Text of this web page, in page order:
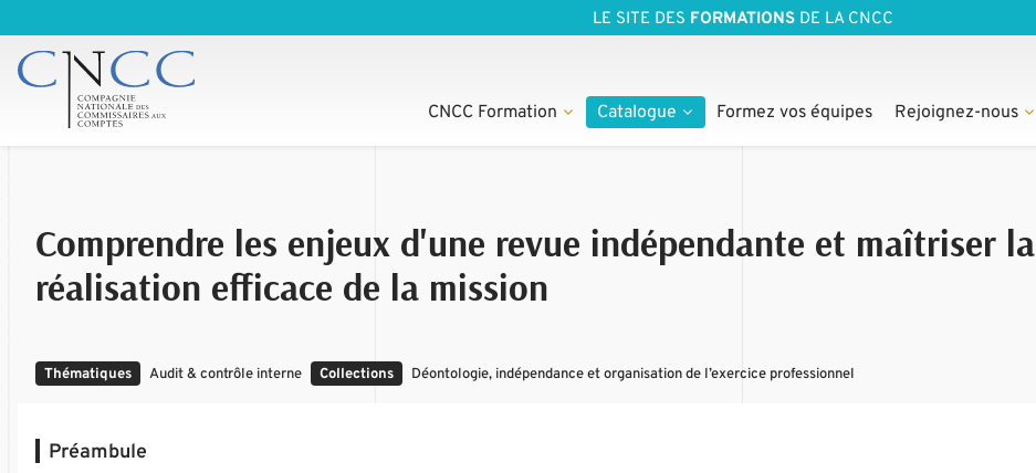
LE SITE DES FORMATIONS DE LA CNCC
CNCC Formation Catalogue Formez vos équipes Rejoignez-nous
Comprendre les enjeux d'une revue indépendante et maîtriser la
réalisation efficace de la mission
Thématiques Audit & contrôle interne Collections Déontologie, indépendance et organisation de l’exercice professionnel
Préambule